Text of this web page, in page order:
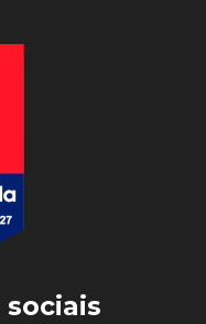
sociais